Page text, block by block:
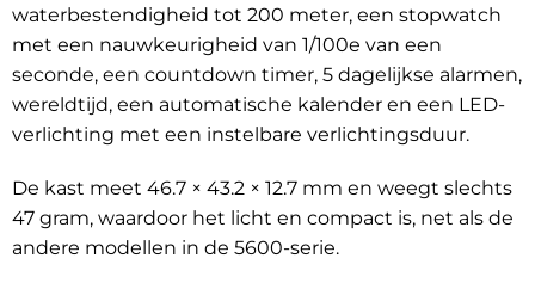
waterbestendigheid tot 200 meter, een stopwatch
met een nauwkeurigheid van 1/100e van een
seconde, een countdown timer, 5 dagelijkse alarmen,
wereldtijd, een automatische kalender en een LED-
verlichting met een instelbare verlichtingsduur.
De kast meet 46.7 × 43.2 × 12.7 mm en weegt slechts
47 gram, waardoor het licht en compact is, net als de
andere modellen in de 5600-serie.